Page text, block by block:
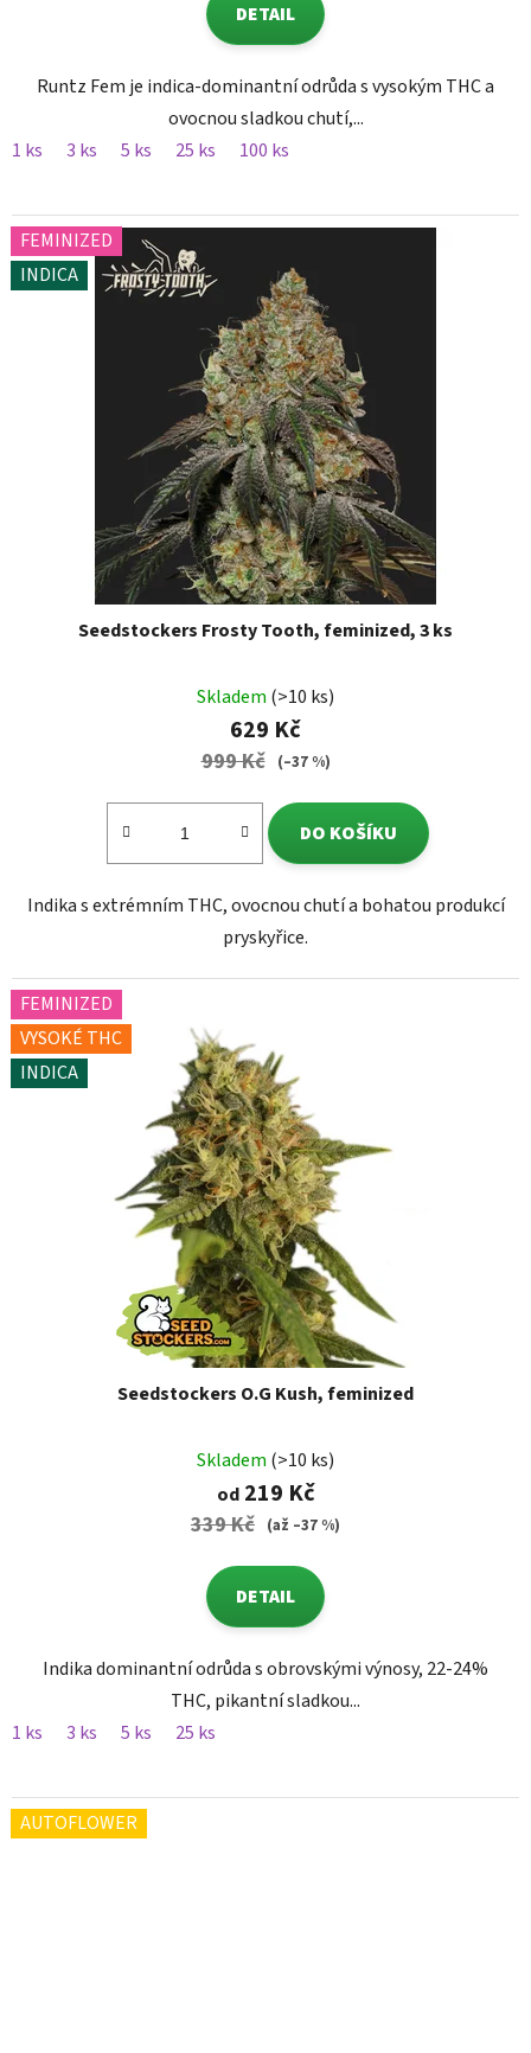
DETAIL
Runtz Fem je indica-dominantní odrůda s vysokým THC a
ovocnou sladkou chutí,...
1 ks
3 ks 5 ks 25 ks 100 ks
FEMINIZED
INDICA
Seedstockers Frosty Tooth, feminized, 3 ks
Skladem (>10 ks)
629 Kč
999 Kč (–37 %)
DO KOŠÍKU
Indika s extrémním THC, ovocnou chutí a bohatou produkcí
pryskyřice.
FEMINIZED
VYSOKÉ THC
INDICA
Seedstockers O.G Kush, feminized
Skladem (>10 ks)
od219 Kč
339 Kč (až –37 %)
DETAIL
Indika dominantní odrůda s obrovskými výnosy, 22-24%
THC, pikantní sladkou...
1 ks
3 ks 5 ks 25 ks
AUTOFLOWER